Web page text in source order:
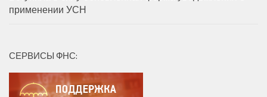
применении УСН
СЕРВИСЫ ФНС: